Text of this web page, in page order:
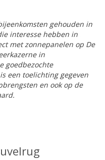
gehouden in
interesse hebben in
met zonnepanelen op De
in
goedbezochte
een toelichting gegeven
en ook op de